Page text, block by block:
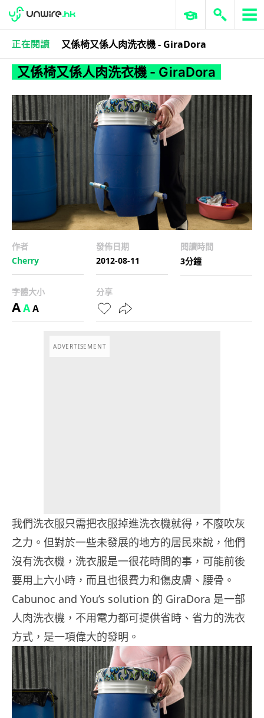
又係椅又係人肉洗衣機 - GiraDora
作者忘記分類
又係椅又係人肉洗衣機 - GiraDora
作者
Cherry
發佈日期
2012-08-11
閱讀時間
3分鐘
字體大小
AAA
分享
ADVERTISEMENT
我們洗衣服只需把衣服掉進洗衣機就得，不廢吹灰
之力。但對於一些未發展的地方的居民來說，他們
沒有洗衣機，洗衣服是一很花時間的事，可能前後
要用上六小時，而且也很費力和傷皮膚、腰骨。
Cabunoc and You’s solution 的 GiraDora 是一部
人肉洗衣機，不用電力都可提供省時、省力的洗衣
方式，是一項偉大的發明。